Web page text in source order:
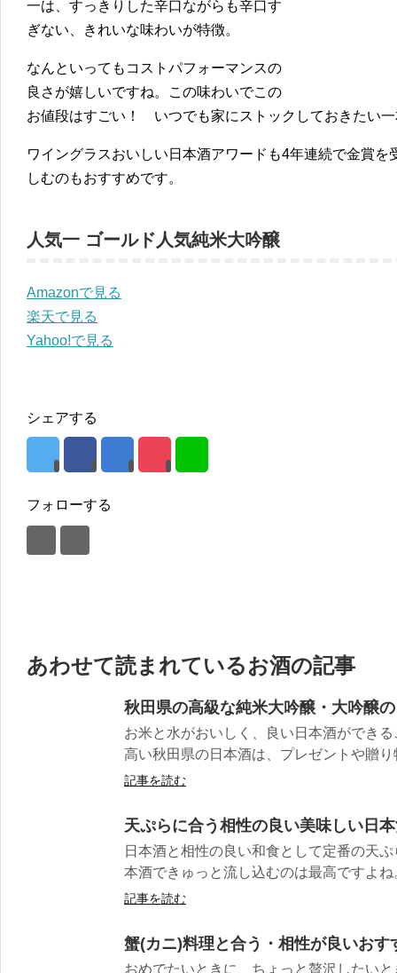
一は、すっきりした辛口ながらも辛口す
ぎない、きれいな味わいが特徴。
なんといってもコストパフォーマンスの
良さが嬉しいですね。この味わいでこの
お値段はすごい！ いつでも家にストックしておきたい
ワイングラスおいしい日本酒アワードも4年連続で金賞
しむのもおすすめです。
人気一 ゴールド人気純米大吟醸
Amazonで見る
楽天で見る
Yahoo!で見る
シェアする
フォローする
あわせて読まれているお酒の記事
秋田県の高級な純米大吟醸・大吟醸
お米と水がおいしく、良い日本酒ができ
高い秋田県の日本酒は、プレゼントや贈
記事を読む
天ぷらに合う相性の良い美味しい日
日本酒と相性の良い和食として定番の天
本酒できゅっと流し込むのは最高ですよ
記事を読む
蟹(カニ)料理と合う・相性が良いお
おめでたいときに、ちょっと贅沢したい